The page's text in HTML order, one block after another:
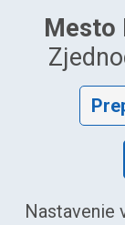
Mesto
Nastavenie